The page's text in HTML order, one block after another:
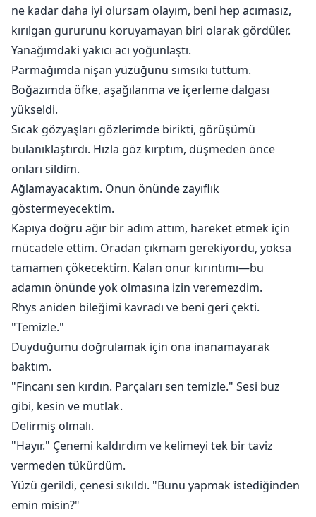
ne kadar daha iyi olursam olayım, beni hep acımasız,
kırılgan gururunu koruyamayan biri olarak gördüler.
Yanağımdaki yakıcı acı yoğunlaştı.
Parmağımda nişan yüzüğünü sımsıkı tuttum.
Boğazımda öfke, aşağılanma ve içerleme dalgası
yükseldi.
Sıcak gözyaşları gözlerimde birikti, görüşümü
bulanıklaştırdı. Hızla göz kırptım, düşmeden önce
onları sildim.
Ağlamayacaktım. Onun önünde zayıflık
göstermeyecektim.
Kapıya doğru ağır bir adım attım, hareket etmek için
mücadele ettim. Oradan çıkmam gerekiyordu, yoksa
tamamen çökecektim. Kalan onur kırıntımı—bu
adamın önünde yok olmasına izin veremezdim.
Rhys aniden bileğimi kavradı ve beni geri çekti.
"Temizle."
Duyduğumu doğrulamak için ona inanamayarak
baktım.
"Fincanı sen kırdın. Parçaları sen temizle." Sesi buz
gibi, kesin ve mutlak.
Delirmiş olmalı.
"Hayır." Çenemi kaldırdım ve kelimeyi tek bir taviz
vermeden tükürdüm.
Yüzü gerildi, çenesi sıkıldı. "Bunu yapmak istediğinden
emin misin?"